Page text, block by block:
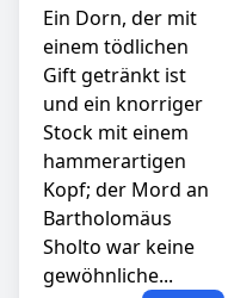
Ein Dorn, der mit
einem tödlichen
Gift getränkt ist
und ein knorriger
Stock mit einem
hammerartigen
Kopf; der Mord an
Bartholomäus
Sholto war keine
gewöhnliche...